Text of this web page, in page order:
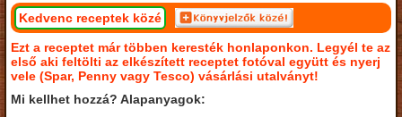
Kedvenc receptek közé
Ezt a receptet már többen keresték honlaponkon. Legyél te az
első aki feltölti az elkészített receptet fotóval együtt és nyerj
vele (Spar, Penny vagy Tesco) vásárlási utalványt!
Mi kellhet hozzá? Alapanyagok: